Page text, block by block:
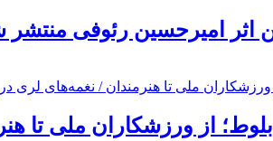
اثر امیرحسین رئوفی منتشر
از ورزشکاران ملی تا